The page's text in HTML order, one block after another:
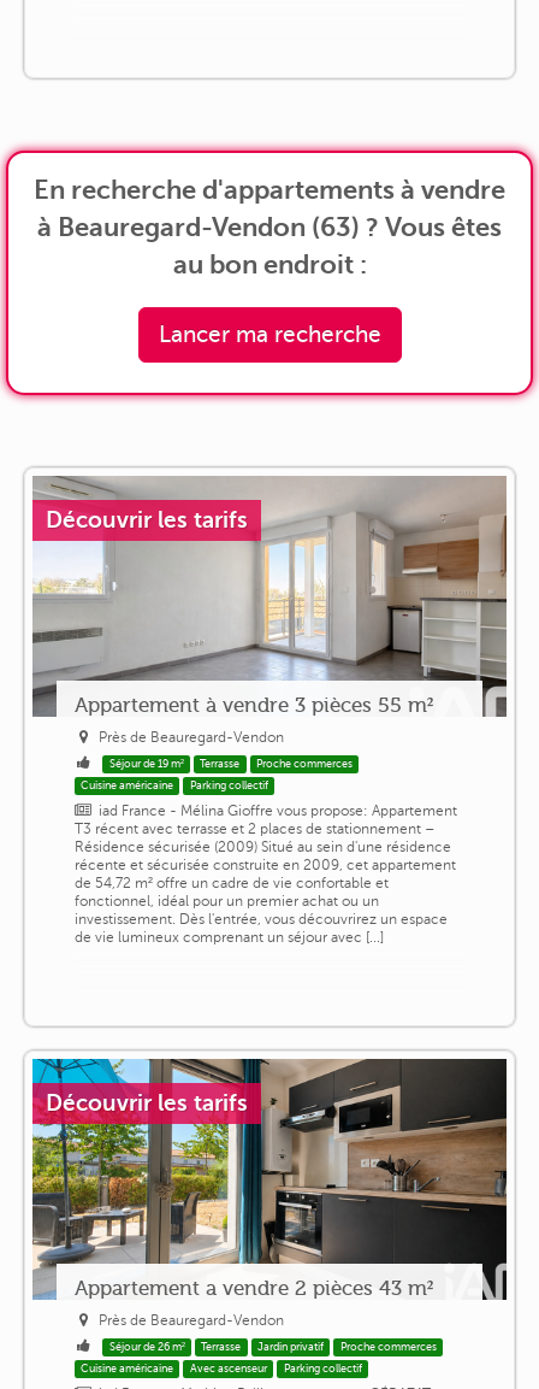
En recherche d'appartements à vendre
à Beauregard-Vendon (63) ? Vous êtes
au bon endroit :
Lancer ma recherche
Découvrir les tarifs
Appartement à vendre 3 pièces 55 m²
Près de Beauregard-Vendon
Séjour de 19 m² Terrasse
Proche commerces
Cuisine américaine
Parking collectif
iad France - Mélina Gioffre vous propose: Appartement
T3 récent avec terrasse et 2 places de stationnement –
Résidence sécurisée (2009) Situé au sein d'une résidence
récente et sécurisée construite en 2009, cet appartement
de 54,72 m² offre un cadre de vie confortable et
fonctionnel, idéal pour un premier achat ou un
investissement. Dès l'entrée, vous découvrirez un espace
de vie lumineux comprenant un séjour avec [...]
Découvrir les tarifs
Appartement a vendre 2 pièces 43 m²
Près de Beauregard-Vendon
Séjour de 26 m² Terrasse Jardin privatif
Proche commerces
Cuisine américaine
Avec ascenseur Parking collectif